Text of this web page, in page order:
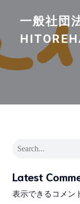
一般社団
Latest
表示できるコメン